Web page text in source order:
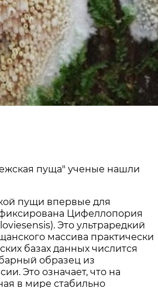
пуща" ученые нашли
пущи впервые для
Цифеллопория
Это ультраредкий
массива практически
базах данных числится
образец из
Это означает, что на
в мире стабильно